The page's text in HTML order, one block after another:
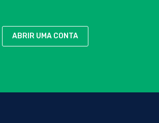
ABRIR UMA CONTA